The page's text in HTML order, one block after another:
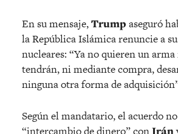
En su mensaje,Trump aseguró
la República Islámica renuncie a
nucleares: “Ya no quieren un
tendrán, ni mediante compra,
ninguna otra forma de
Según el mandatario, el acuerdo
“intercambio de dinero” con Irán